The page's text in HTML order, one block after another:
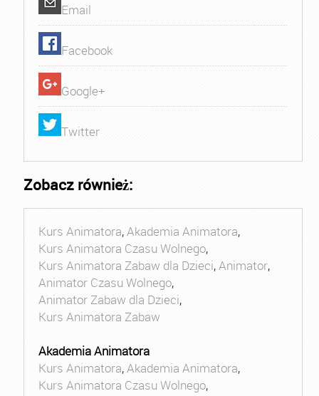
Email
Facebook
Google+
Twitter
Zobacz również:
Kurs Animatora,Akademia Animatora,
Kurs Animatora Czasu Wolnego,
Kurs Animatora Zabaw dla Dzieci,Animator,
Animator Czasu Wolnego,
Animator Zabaw dla Dzieci,
Kurs Animatora Zabaw
Akademia Animatora
Kurs Animatora,Akademia Animatora,
Kurs Animatora Czasu Wolnego,